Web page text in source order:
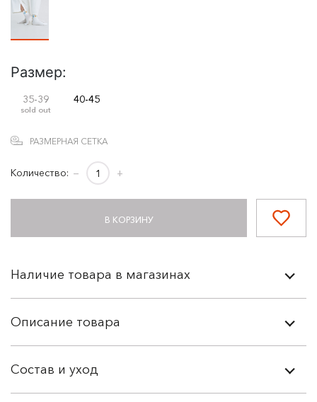
Размер:
35-39
sold out
40-45
РАЗМЕРНАЯ СЕТКА
Количество: − +
В КОРЗИНУ
Наличие товара в магазинах
Описание товара
Состав и уход